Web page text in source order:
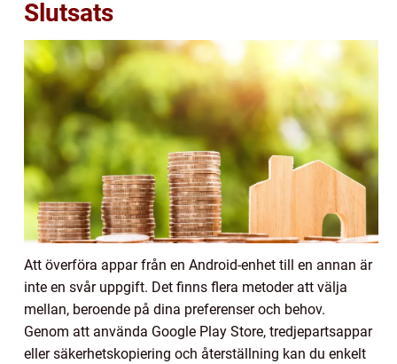
Slutsats
Att överföra appar från en Android-enhet till en annan är
inte en svår uppgift. Det finns flera metoder att välja
mellan, beroende på dina preferenser och behov.
Genom att använda Google Play Store, tredjepartsappar
eller säkerhetskopiering och återställning kan du enkelt